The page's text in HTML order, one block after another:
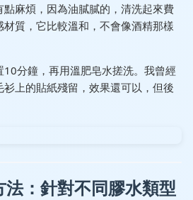
麻煩，因為油膩膩的，清洗起來費
質，它比較溫和，不會像酒精那樣
分鐘，再用溫肥皂水搓洗。我曾經
上的貼紙殘留，效果還可以，但後
：針對不同膠水類型